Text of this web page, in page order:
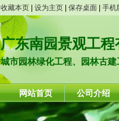
收藏本页 设为主页 保存桌面 手机
广东南园景观工程
城市园林绿化工程、园林古
网站首页 公司介绍